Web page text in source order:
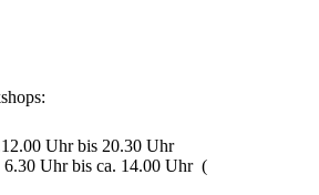
Uhr bis 20.30 Uhr
6.30 Uhr bis ca. 14.00 Uhr (